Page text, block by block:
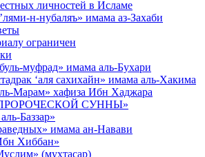
личностей в Исламе
н-нубаляъ» имама аз-Захаби
ограничен
муфрад» имама аль-Бухари
‘аля сахихайн» имама аль-Хакима
Марам» хафиза Ибн Хаджара
СУННЫ»
Баззар»
имама ан-Навави
Хиббан»
(мухтасар)